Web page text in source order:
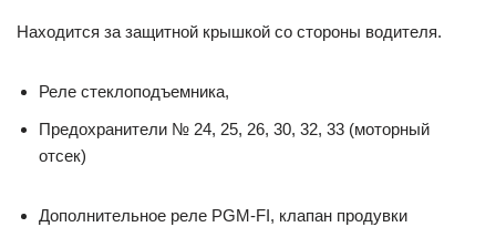
Находится за защитной крышкой со стороны водителя.
Реле стеклоподъемника,
Предохранители № 24, 25, 26, 30, 32, 33 (моторный
отсек)
Дополнительное реле PGM-FI, клапан продувки